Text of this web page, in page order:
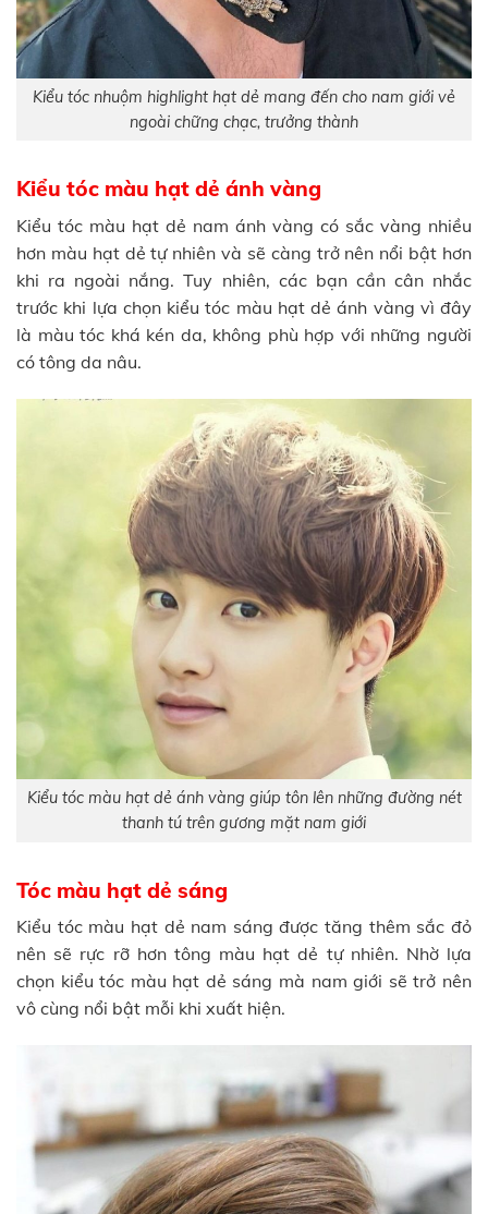
Kiểu tóc nhuộm highlight hạt dẻ mang đến cho nam giới vẻ
ngoài chững chạc, trưởng thành
Kiểu tóc màu hạt dẻ ánh vàng
Kiểu tóc màu hạt dẻ nam ánh vàng có sắc vàng nhiều
hơn màu hạt dẻ tự nhiên và sẽ càng trở nên nổi bật hơn
khi ra ngoài nắng. Tuy nhiên, các bạn cần cân nhắc
trước khi lựa chọn kiểu tóc màu hạt dẻ ánh vàng vì đây
là màu tóc khá kén da, không phù hợp với những người
có tông da nâu.
Kiểu tóc màu hạt dẻ ánh vàng giúp tôn lên những đường nét
thanh tú trên gương mặt nam giới
Tóc màu hạt dẻ sáng
Kiểu tóc màu hạt dẻ nam sáng được tăng thêm sắc đỏ
nên sẽ rực rỡ hơn tông màu hạt dẻ tự nhiên. Nhờ lựa
chọn kiểu tóc màu hạt dẻ sáng mà nam giới sẽ trở nên
vô cùng nổi bật mỗi khi xuất hiện.